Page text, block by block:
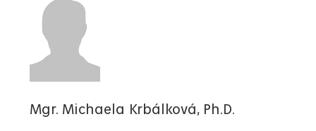
Mgr. Michaela Krbálková, Ph.D.